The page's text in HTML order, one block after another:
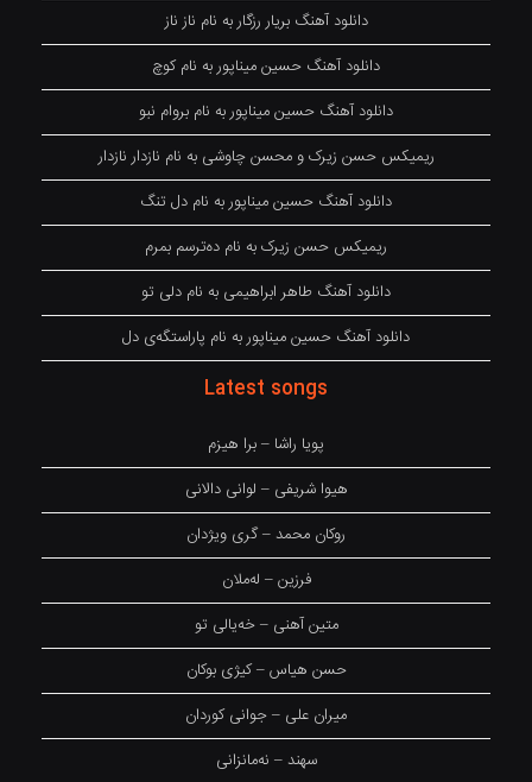
دانلود آهنگ بریار رزگار به نام ناز ناز
دانلود آهنگ حسین میناپور به نام کوچ
دانلود آهنگ حسین میناپور به نام بروام نبو
ریمیکس حسن زیرک و محسن چاوشی به نام نازدار نازدار
دانلود آهنگ حسین میناپور به نام دل تنگ
ریمیکس حسن زیرک به نام دەترسم بمرم
دانلود آهنگ طاهر ابراهیمی به نام دلی تو
دانلود آهنگ حسین میناپور به نام پاراستگەی دل
Latest songs
پویا راشا – برا هیزم
هیوا شریفی – لوانی دالانی
روکان محمد – گری ویژدان
فرزین – لەملان
متین آهنی – خەیالی تو
حسن هیاس – کیژی بوکان
میران علی – جوانی کوردان
سهند – نەمانزانی